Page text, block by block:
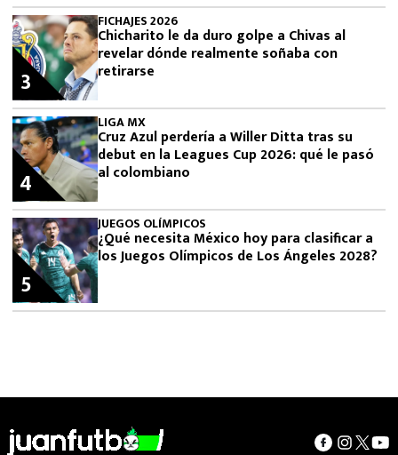
FICHAJES 2026
Chicharito le da duro golpe a Chivas al
revelar dónde realmente soñaba con
retirarse
3
LIGA MX
Cruz Azul perdería a Willer Ditta tras su
debut en la Leagues Cup 2026: qué le pasó
al colombiano
4
JUEGOS OLÍMPICOS
¿Qué necesita México hoy para clasificar a
los Juegos Olímpicos de Los Ángeles 2028?
5